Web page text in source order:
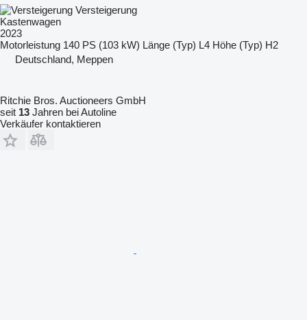
Versteigerung
Kastenwagen
2023
Motorleistung 140 PS (103 kW) Länge (Typ) L4 Höhe (Typ) H2
Deutschland, Meppen
Ritchie Bros. Auctioneers GmbH
seit 13 Jahren bei Autoline
Verkäufer kontaktieren